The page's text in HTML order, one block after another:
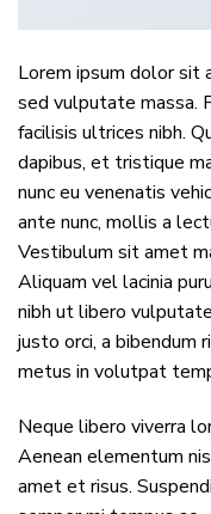
Lorem ipsum dolor sit
sed vulputate massa.
facilisis ultrices nibh.
dapibus, et tristique
nunc eu venenatis
ante nunc, mollis a
Vestibulum sit amet
Aliquam vel lacinia
nibh ut libero
justo orci, a bibendum
metus in volutpat
Neque libero viverra
Aenean elementum
amet et risus.